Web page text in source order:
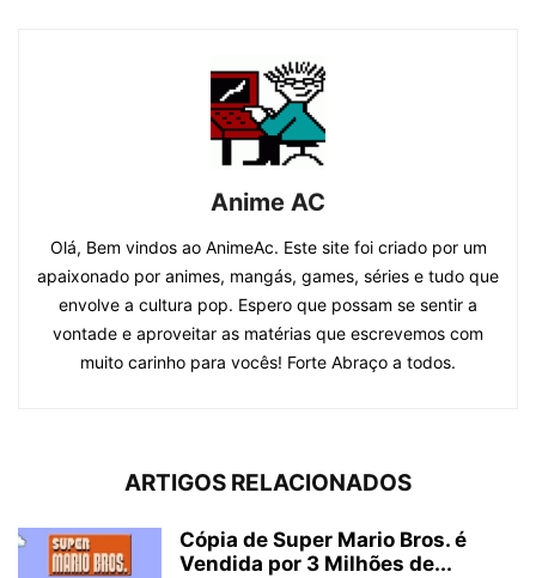
Anime AC
Olá, Bem vindos ao AnimeAc. Este site foi criado por um
apaixonado por animes, mangás, games, séries e tudo que
envolve a cultura pop. Espero que possam se sentir a
vontade e aproveitar as matérias que escrevemos com
muito carinho para vocês! Forte Abraço a todos.
ARTIGOS RELACIONADOS
Cópia de Super Mario Bros. é
Vendida por 3 Milhões de...